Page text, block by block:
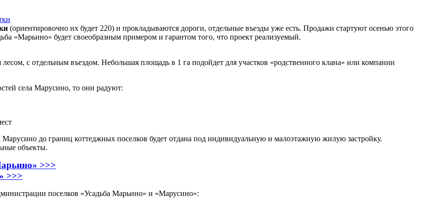
(ориентировочно их будет 220) и прокладываются дороги, отдельные въезды уже есть. Продажи стартуют осенью этого
«Марьино» будет своеобразным примером и гарантом того, что проект реализуемый.
с отдельным въездом. Небольшая площадь в 1 га подойдет для участков «родственного клана» или компании
села Марусино, то они радуют:
Марусино до границ коттеджных поселков будет отдана под индивидуальную и малоэтажную жилую застройку.
объекты.
>>>
>>>
поселков «Усадьба Марьино» и «Марусино»: